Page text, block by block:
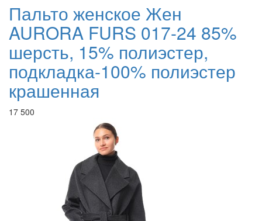
Пальто женское Жен
AURORA FURS 017-24 85%
шерсть, 15% полиэстер,
подкладка-100% полиэстер
крашенная
17 500